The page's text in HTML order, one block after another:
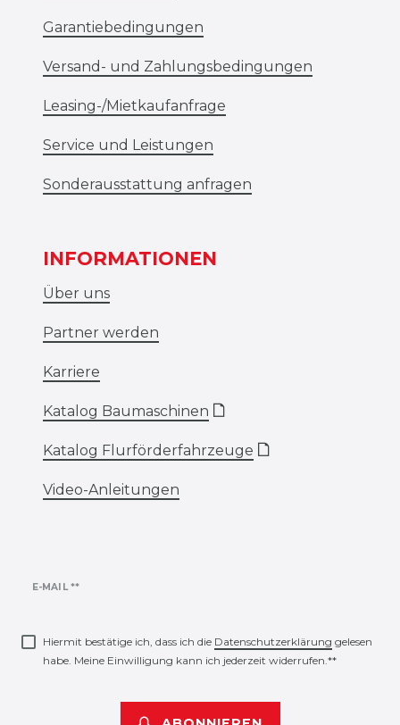
Garantiebedingungen
Versand- und Zahlungsbedingungen
Leasing-/Mietkaufanfrage
Service und Leistungen
Sonderausstattung anfragen
INFORMATIONEN
Über uns
Partner werden
Karriere
Katalog Baumaschinen 🗋
Katalog Flurförderfahrzeuge 🗋
Video-Anleitungen
E-MAIL **
Newsletter
Hiermit bestätige ich, dass ich die Daten­schutz­erklärung gelesen
habe. Meine Einwilligung kann ich jederzeit widerrufen.**